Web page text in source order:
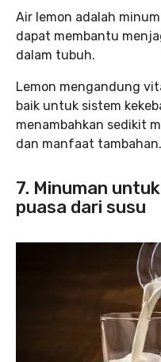
Air lemon adalah
dapat membantu
dalam tubuh.
Lemon mengandung
baik untuk sistem
menambahkan sedikit
dan manfaat tambahan.
7. Minuman
puasa dari susu